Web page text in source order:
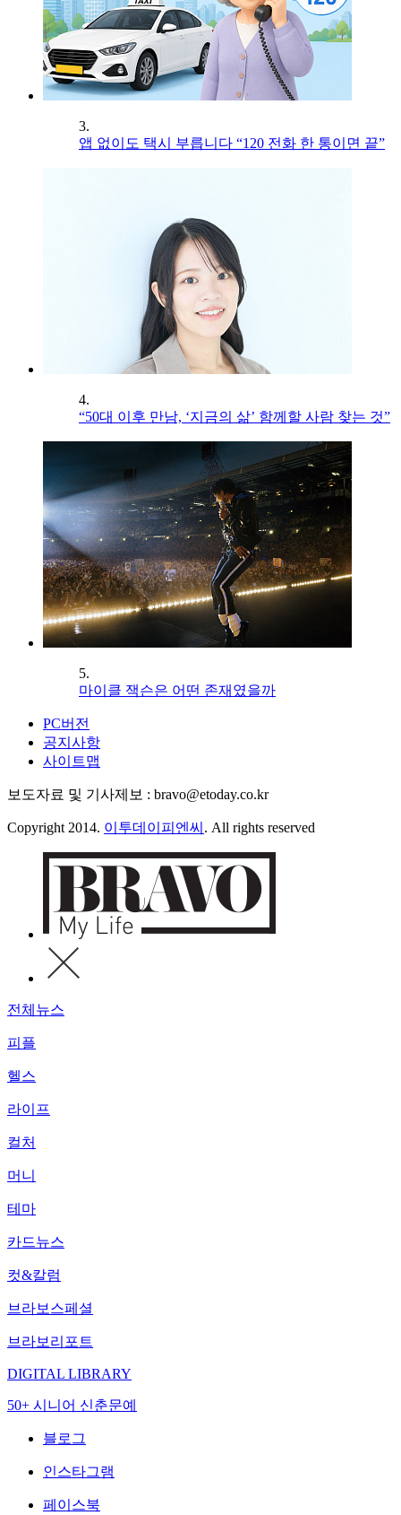
3.
앱 없이도 택시 부릅니다 “120 전화 한 통이면 끝”
4.
“50대 이후 만남, ‘지금의 삶’ 함께할 사람 찾는 것”
5.
마이클 잭슨은 어떤 존재였을까
PC버전
공지사항
사이트맵
보도자료 및 기사제보 : bravo@etoday.co.kr
Copyright 2014. 이투데이피엔씨 . All rights reserved
전체뉴스
피플
헬스
라이프
컬처
머니
테마
카드뉴스
컷&칼럼
브라보스페셜
브라보리포트
DIGITAL LIBRARY
50+ 시니어 신춘문예
블로그
인스타그램
페이스북